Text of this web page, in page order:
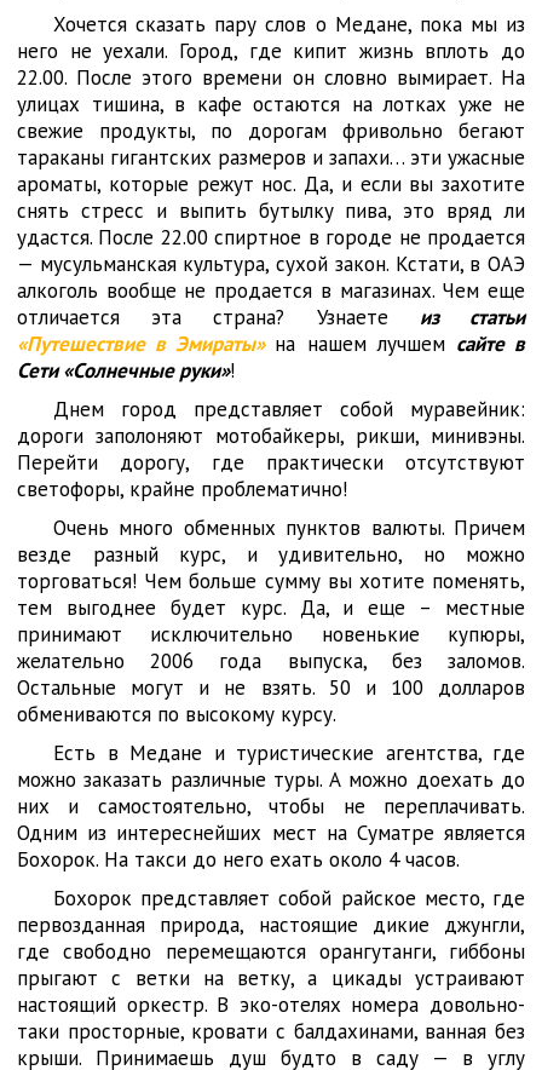
Хочется сказать пару слов о Медане, пока мы из
него не уехали. Город, где кипит жизнь вплоть до
22.00. После этого времени он словно вымирает. На
улицах тишина, в кафе остаются на лотках уже не
свежие продукты, по дорогам фривольно бегают
тараканы гигантских размеров и запахи… эти ужасные
ароматы, которые режут нос. Да, и если вы захотите
снять стресс и выпить бутылку пива, это вряд ли
удастся. После 22.00 спиртное в городе не продается
— мусульманская культура, сухой закон. Кстати, в ОАЭ
алкоголь вообще не продается в магазинах. Чем еще
отличается эта страна? Узнаете из статьи
«Путешествие в Эмираты» на нашем лучшем сайте в
Сети «Солнечные руки»!
Днем город представляет собой муравейник:
дороги заполоняют мотобайкеры, рикши, минивэны.
Перейти дорогу, где практически отсутствуют
светофоры, крайне проблематично!
Очень много обменных пунктов валюты. Причем
везде разный курс, и удивительно, но можно
торговаться! Чем больше сумму вы хотите поменять,
тем выгоднее будет курс. Да, и еще – местные
принимают исключительно новенькие купюры,
желательно 2006 года выпуска, без заломов.
Остальные могут и не взять. 50 и 100 долларов
обмениваются по высокому курсу.
Есть в Медане и туристические агентства, где
можно заказать различные туры. А можно доехать до
них и самостоятельно, чтобы не переплачивать.
Одним из интереснейших мест на Суматре является
Бохорок. На такси до него ехать около 4 часов.
Бохорок представляет собой райское место, где
первозданная природа, настоящие дикие джунгли,
где свободно перемещаются орангутанги, гиббоны
прыгают с ветки на ветку, а цикады устраивают
настоящий оркестр. В эко-отелях номера довольно-
таки просторные, кровати с балдахинами, ванная без
крыши. Принимаешь душ будто в саду — в углу